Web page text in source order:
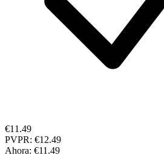
€11.49
PVPR: €12.49
Ahora: €11.49